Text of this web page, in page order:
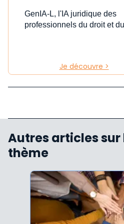
GenIA-L, l'IA juridique des
professionnels du droit et
Je découvre >
Autres articles sur
thème